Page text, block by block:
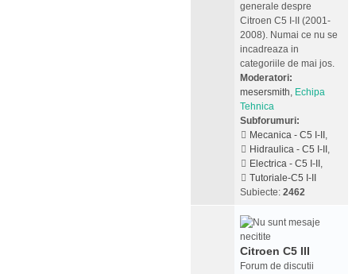
generale despre
Citroen C5 I-II (2001-
2008). Numai ce nu se
incadreaza in
categoriile de mai jos.
Moderatori:
mesersmith, Echipa
Tehnica
Subforumuri:
Mecanica - C5 I-II ,
Hidraulica - C5 I-II ,
Electrica - C5 I-II ,
Tutoriale-C5 I-II
Subiecte: 2462
Citroen C5 III
Forum de discutii